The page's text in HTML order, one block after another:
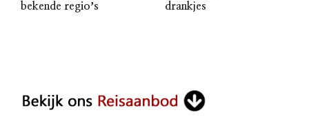
bekende regioʼs
drankjes